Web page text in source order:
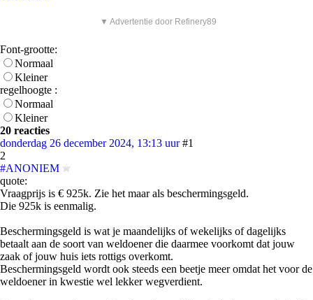
▼ Advertentie door Refinery89
Font-grootte:
Normaal
Kleiner
regelhoogte :
Normaal
Kleiner
20 reacties
donderdag 26 december 2024, 13:13 uur #1
2
#ANONIEM
quote:
Vraagprijs is € 925k. Zie het maar als beschermingsgeld.
Die 925k is eenmalig.
Beschermingsgeld is wat je maandelijks of wekelijks of dagelijks
betaalt aan de soort van weldoener die daarmee voorkomt dat jouw
zaak of jouw huis iets rottigs overkomt.
Beschermingsgeld wordt ook steeds een beetje meer omdat het voor de
weldoener in kwestie wel lekker wegverdient.